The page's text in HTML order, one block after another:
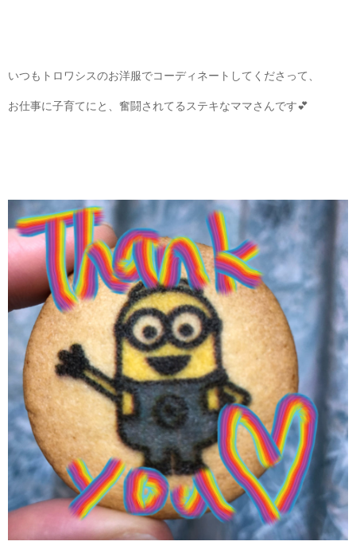
いつもトロワシスのお洋服でコーディネートしてくださって、
お仕事に子育てにと、奮闘されてるステキなママさんです💕